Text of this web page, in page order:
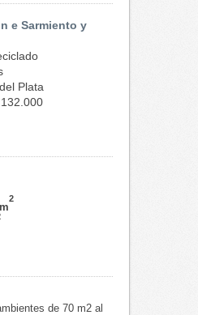
e Sarmiento y
Plata
m
2
de 70 m2 al